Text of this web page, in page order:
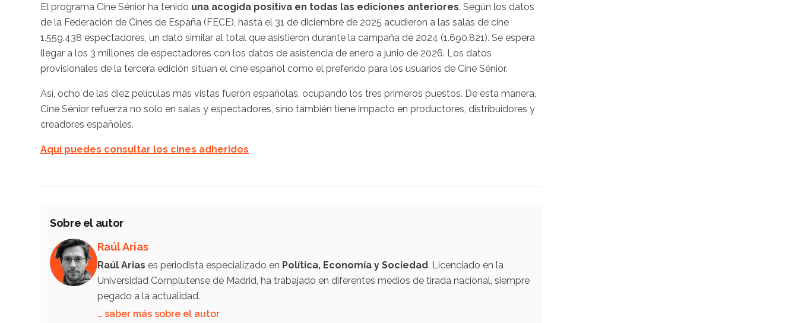
El programa Cine Sénior ha tenido una acogida positiva en todas las ediciones anteriores. Según los datos
de la Federación de Cines de España (FECE), hasta el 31 de diciembre de 2025 acudieron a las salas de cine
1.559.438 espectadores, un dato similar al total que asistieron durante la campaña de 2024 (1.690.821). Se espera
llegar a los 3 millones de espectadores con los datos de asistencia de enero a junio de 2026. Los datos
provisionales de la tercera edición sitúan el cine español como el preferido para los usuarios de Cine Sénior.
Así, ocho de las diez películas más vistas fueron españolas, ocupando los tres primeros puestos. De esta manera,
Cine Sénior refuerza no solo en salas y espectadores, sino también tiene impacto en productores, distribuidores y
creadores españoles.
Aquí puedes consultar los cines adheridos
Sobre el autor
Raúl Arias
Raúl Arias es periodista especializado en Política, Economía y Sociedad. Licenciado en la
Universidad Complutense de Madrid, ha trabajado en diferentes medios de tirada nacional, siempre
pegado a la actualidad.
… saber más sobre el autor